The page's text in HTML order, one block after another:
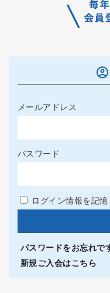
メールアドレス
パスワード
ログイン情報を記憶
パスワードをお忘れで
新規ご入会はこちら